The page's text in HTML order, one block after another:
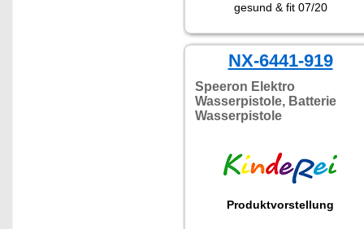
gesund & fit 07/20
NX-6441-919
Speeron Elektro
Wasserpistole, Batterie
Wasserpistole
Produktvorstellung